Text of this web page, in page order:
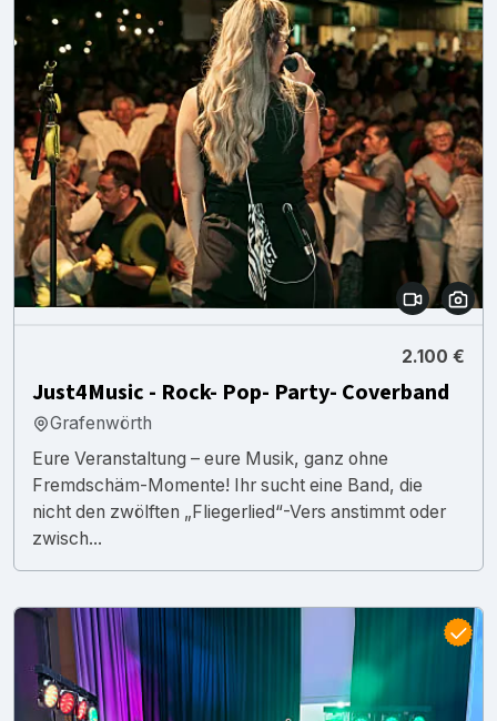
2.100 €
Just4Music - Rock- Pop- Party- Coverband
Grafenwörth
Eure Veranstaltung – eure Musik, ganz ohne
Fremdschäm-Momente! Ihr sucht eine Band, die
nicht den zwölften „Fliegerlied“-Vers anstimmt oder
zwisch...